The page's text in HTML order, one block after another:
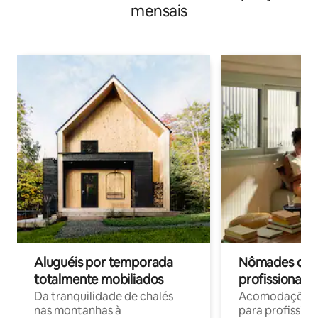
mensais
Aluguéis por temporada
totalmente mobiliados
Da tranquilidade de chalés
nas montanhas à
Nômades
profissionais
para